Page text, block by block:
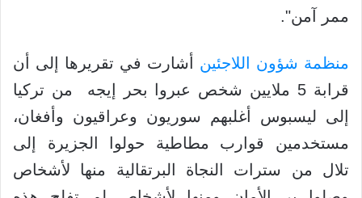
ممر آمن".
منظمة شؤون اللاجئين أشارت في تقريرها إلى أن
قرابة 5 ملايين شخص عبروا بحر إيجه من تركيا
إلى ليسبوس أغلبهم سوريون وعراقيون وأفغان،
مستخدمين قوارب مطاطية حولوا الجزيرة إلى
تلال من سترات النجاة البرتقالية منها لأشخاص